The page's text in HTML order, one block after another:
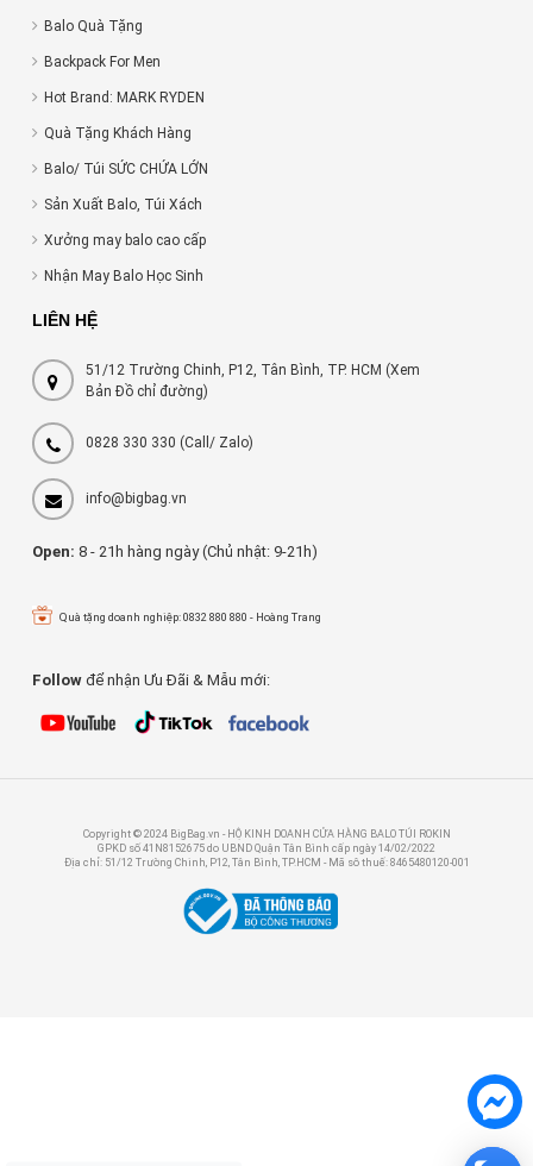
Balo Quà Tặng
Backpack For Men
Hot Brand: MARK RYDEN
Quà Tặng Khách Hàng
Balo/ Túi SỨC CHỨA LỚN
Sản Xuất Balo, Túi Xách
Xưởng may balo cao cấp
Nhận May Balo Học Sinh
LIÊN HỆ
51/12 Trường Chinh, P12, Tân Bình, TP. HCM (Xem
Bản Đồ chỉ đường)
0828 330 330 (Call/ Zalo)
info@bigbag.vn
Open: 8 - 21h hàng ngày (Chủ nhật: 9-21h)
Quà tặng doanh nghiệp: 0832 880 880 - Hoàng Trang
Follow để nhận Ưu Đãi & Mẫu mới:
Copyright © 2024 BigBag.vn - HỘ KINH DOANH CỬA HÀNG BALO TÚI ROKIN
GPKD số 41N8152675 do UBND Quận Tân Bình cấp ngày 14/02/2022
Địa chỉ: 51/12 Trường Chinh, P12, Tân Bình, TP.HCM - Mã sô thuế: 8465480120-001